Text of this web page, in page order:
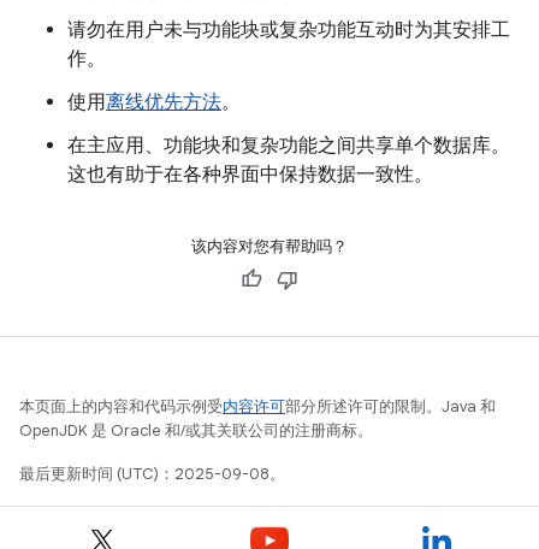
请勿在用户未与功能块或复杂功能互动时为其安排工
作。
使用离线优先方法。
在主应用、功能块和复杂功能之间共享单个数据库。
这也有助于在各种界面中保持数据一致性。
该内容对您有帮助吗？
本页面上的内容和代码示例受内容许可部分所述许可的限制。Java 和
OpenJDK 是 Oracle 和/或其关联公司的注册商标。
最后更新时间 (UTC)：2025-09-08。